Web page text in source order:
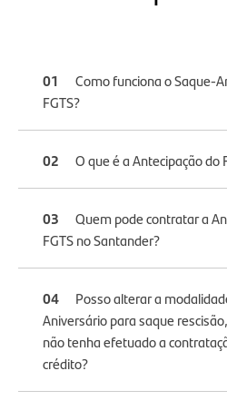
01
Como funciona o Saque-
FGTS?
02 O que é a Antecipação do
03
Quem pode contratar a
FGTS no Santander?
04
Posso alterar a
Aniversário para saque
não tenha efetuado a
crédito?